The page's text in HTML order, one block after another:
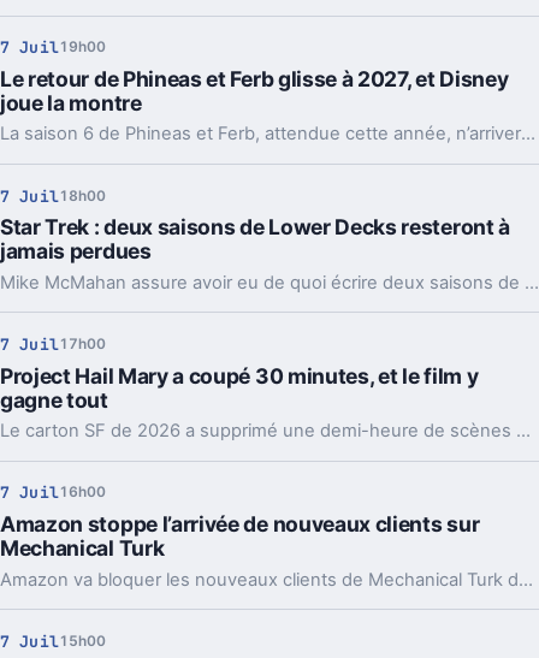
7 Juil19h00
Le retour de Phineas et Ferb glisse à 2027, et Disney
joue la montre
La saison 6 de Phineas et Ferb, attendue cette année, n’arriverait finalement qu’en 2027. Disney garderait quand même quelques épisodes d’ici là.
7 Juil18h00
Star Trek : deux saisons de Lower Decks resteront à
jamais perdues
Mike McMahan assure avoir eu de quoi écrire deux saisons de plus pour Lower Decks. Un aveu qui résume bien le creux actuel de Star Trek.
7 Juil17h00
Project Hail Mary a coupé 30 minutes, et le film y
gagne tout
Le carton SF de 2026 a supprimé une demi-heure de scènes avec Ryan Gosling. Un choix de montage décisif, qui dit beaucoup sur le cinéma studio.
7 Juil16h00
Amazon stoppe l’arrivée de nouveaux clients sur
Mechanical Turk
Amazon va bloquer les nouveaux clients de Mechanical Turk dès le 30 juillet 2026. Un signal fort pour un service qui traînait déjà en survie.
7 Juil15h00